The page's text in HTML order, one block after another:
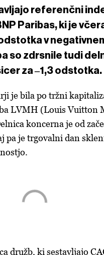
referenčni
Paribas, ki je
v
so zdrsnile tudi
za ‒1,3 odstotka.
je bila po tržni
LVMH (Louis Vuitton
koncerna je od
pa je trgovalni dan
družb, ki sestavljajo